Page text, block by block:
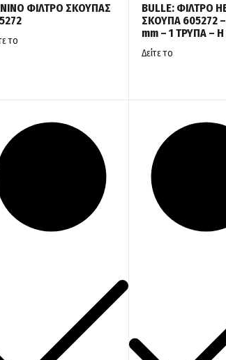
ΦΙΛΤΡΟ ΣΚΟΥΠΑΣ
το
BULLE: ΦΙΛΤΡΟ
ΣΚΟΥΠΑ 605272
mm – 1 ΤΡΥΠΑ –
Δείτε το